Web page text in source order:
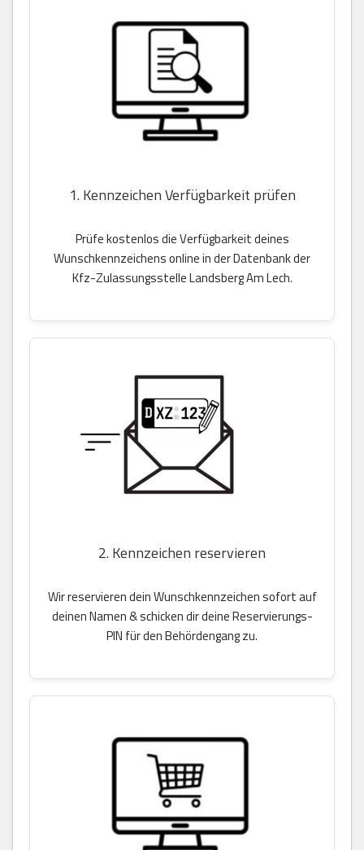
1. Kennzeichen Verfügbarkeit prüfen
Prüfe kostenlos die Verfügbarkeit deines
Wunschkennzeichens online in der Datenbank der
Kfz-Zulassungsstelle Landsberg Am Lech.
2. Kennzeichen reservieren
Wir reservieren dein Wunschkennzeichen sofort auf
deinen Namen & schicken dir deine Reservierungs-
PIN für den Behördengang zu.